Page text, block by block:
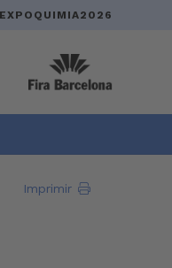
Imprimir